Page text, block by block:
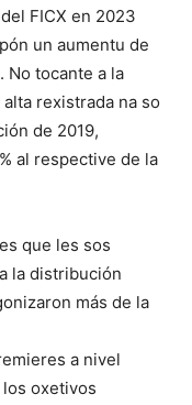
FICX en 2023
un aumentu de
No tocante a la
rexistrada na so
de 2019,
al respective de la
que les sos
la distribución
más de la
a nivel
oxetivos